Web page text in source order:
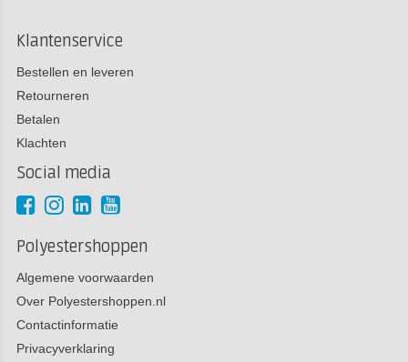
Klantenservice
Bestellen en leveren
Retourneren
Betalen
Klachten
Social media
Polyestershoppen
Algemene voorwaarden
Over Polyestershoppen.nl
Contactinformatie
Privacyverklaring